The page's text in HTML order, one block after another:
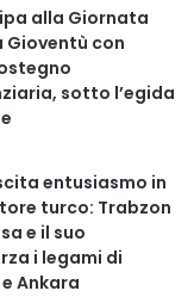
alla Giornata
Gioventù con
sotto l’egida
entusiasmo in
turco: Trabzon
e il suo
i legami di
Ankara